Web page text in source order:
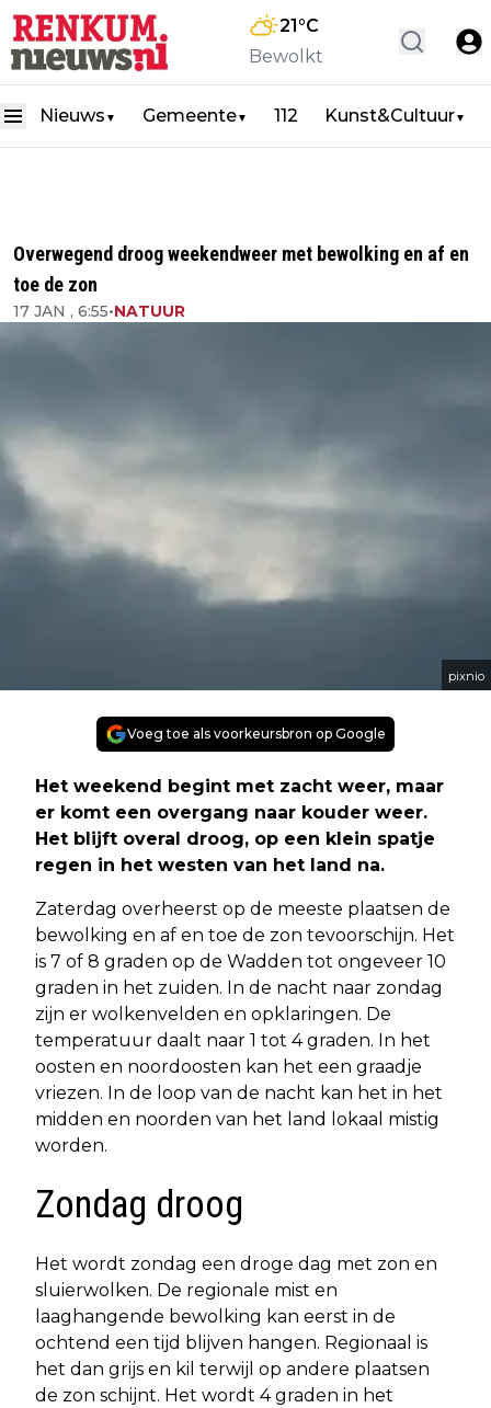
21 °C
Bewolkt
Nieuws ▼ Gemeente▼ 112 Kunst&Cultuur▼
Overwegend droog weekendweer met bewolking en af en
toe de zon
17 JAN , 6:55•NATUUR
pixnio
Voeg toe als voorkeursbron op Google
Het weekend begint met zacht weer, maar
er komt een overgang naar kouder weer.
Het blijft overal droog, op een klein spatje
regen in het westen van het land na.
Zaterdag overheerst op de meeste plaatsen de
bewolking en af en toe de zon tevoorschijn. Het
is 7 of 8 graden op de Wadden tot ongeveer 10
graden in het zuiden. In de nacht naar zondag
zijn er wolkenvelden en opklaringen. De
temperatuur daalt naar 1 tot 4 graden. In het
oosten en noordoosten kan het een graadje
vriezen. In de loop van de nacht kan het in het
midden en noorden van het land lokaal mistig
worden.
Zondag droog
Het wordt zondag een droge dag met zon en
sluierwolken. De regionale mist en
laaghangende bewolking kan eerst in de
ochtend een tijd blijven hangen. Regionaal is
het dan grijs en kil terwijl op andere plaatsen
de zon schijnt. Het wordt 4 graden in het